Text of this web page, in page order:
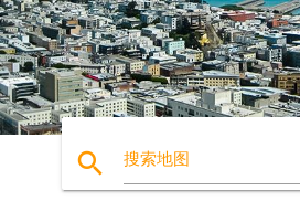
search 搜索地图